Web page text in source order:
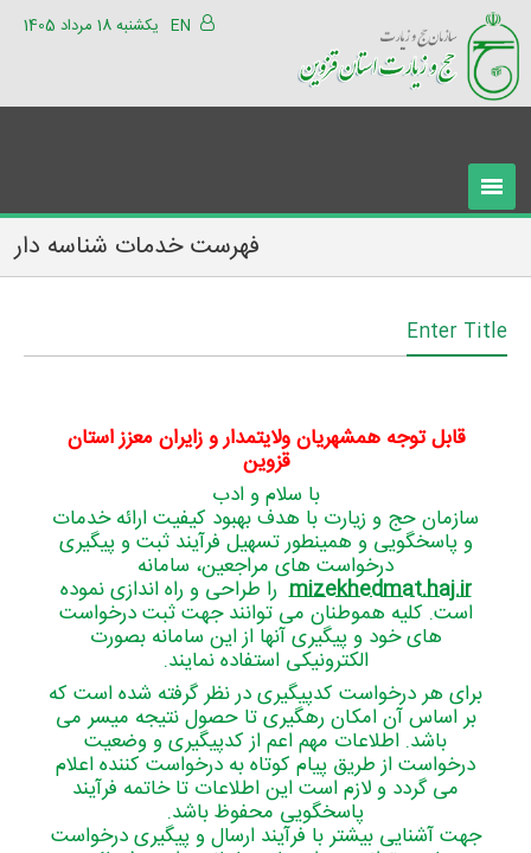
یکشنبه 18 مرداد 1405 EN
فهرست خدمات شناسه دار
Enter Title
قابل توجه همشهریان ولایتمدار و زایران معزز استان
قزوین
با سلام و ادب
سازمان حج و زیارت با هدف بهبود کیفیت ارائه خدمات
و پاسخگویی و همینطور تسهیل فرآیند ثبت و پیگیری
درخواست های مراجعین، سامانه
mizekhedmat.haj.irرا طراحی و راه اندازی نموده
است. کلیه هموطنان می توانند جهت ثبت درخواست
های خود و پیگیری آنها از این سامانه بصورت
الکترونیکی استفاده نمایند.
برای هر درخواست کدپیگیری در نظر گرفته شده است که
بر اساس آن امکان رهگیری تا حصول نتیجه میسر می
باشد. اطلاعات مهم اعم از کدپیگیری و وضعیت
درخواست از طریق پیام کوتاه به درخواست کننده اعلام
می گردد و لازم است این اطلاعات تا خاتمه فرآیند
پاسخگویی محفوظ باشد.
جهت آشنایی بیشتر با فرآیند ارسال و پیگیری درخواست